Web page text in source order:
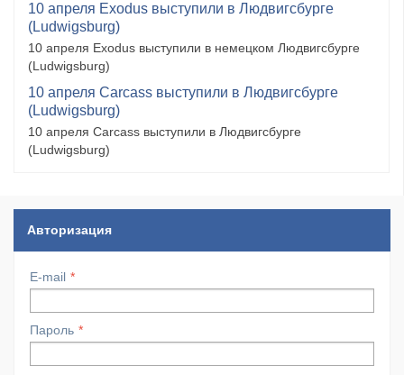
10 апреля Exodus выступили в Людвигсбурге
(Ludwigsburg)
10 апреля Exodus выступили в немецком Людвигсбурге
(Ludwigsburg)
10 апреля Carcass выступили в Людвигсбурге
(Ludwigsburg)
10 апреля Carcass выступили в Людвигсбурге
(Ludwigsburg)
Авторизация
E-mail
Пароль